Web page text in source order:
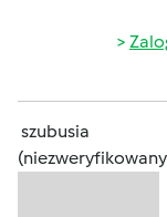
szubusia